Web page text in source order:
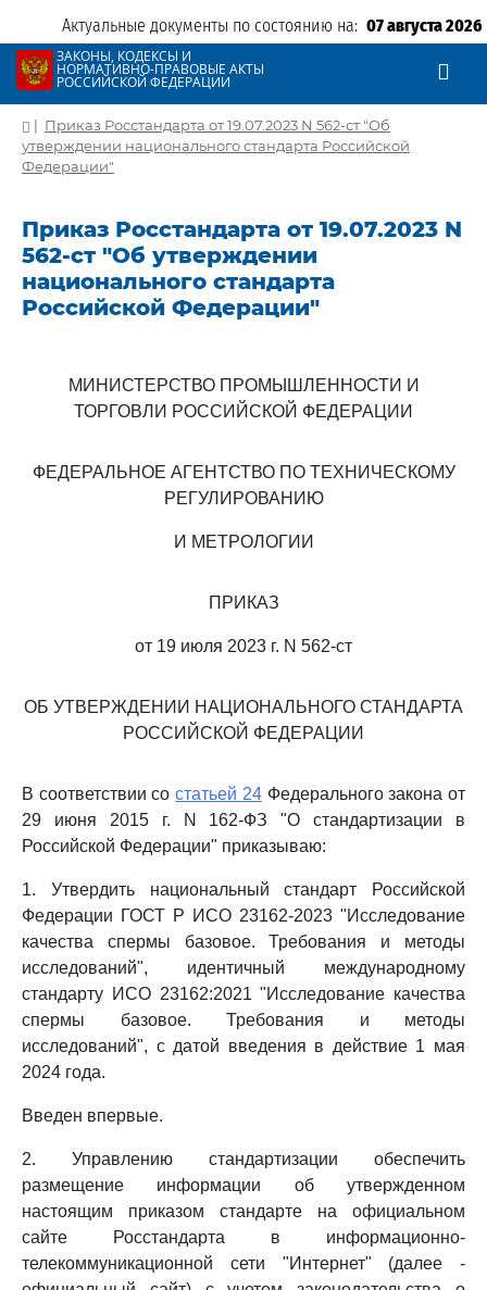
Актуальные документы по состоянию на: 07 августа 2026
ЗАКОНЫ, КОДЕКСЫ И
НОРМАТИВНО-ПРАВОВЫЕ АКТЫ
РОССИЙСКОЙ ФЕДЕРАЦИИ
| Приказ Росстандарта от 19.07.2023 N 562-ст "Об
утверждении национального стандарта Российской
Федерации"
Приказ Росстандарта от 19.07.2023 N
562-ст "Об утверждении
национального стандарта
Российской Федерации"
МИНИСТЕРСТВО ПРОМЫШЛЕННОСТИ И
ТОРГОВЛИ РОССИЙСКОЙ ФЕДЕРАЦИИ
ФЕДЕРАЛЬНОЕ АГЕНТСТВО ПО ТЕХНИЧЕСКОМУ
РЕГУЛИРОВАНИЮ
И МЕТРОЛОГИИ
ПРИКАЗ
от 19 июля 2023 г. N 562-ст
ОБ УТВЕРЖДЕНИИ НАЦИОНАЛЬНОГО СТАНДАРТА
РОССИЙСКОЙ ФЕДЕРАЦИИ
В соответствии состатьей 24Федерального закона от
29 июня 2015 г. N 162-ФЗ "О стандартизации в
Российской Федерации" приказываю:
1. Утвердить национальный стандарт Российской
Федерации ГОСТ Р ИСО 23162-2023 "Исследование
качества спермы базовое. Требования и методы
исследований", идентичный международному
стандарту ИСО 23162:2021 "Исследование качества
спермы базовое. Требования и методы
исследований", с датой введения в действие 1 мая
2024 года.
Введен впервые.
2. Управлению стандартизации обеспечить
размещение информации об утвержденном
настоящим приказом стандарте на официальном
сайте Росстандарта в информационно-
телекоммуникационной сети "Интернет" (далее -